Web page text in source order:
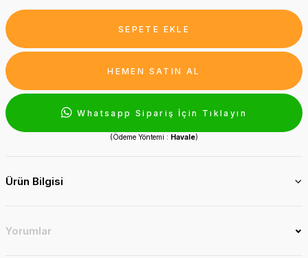
SEPETE EKLE
HEMEN SATIN AL
Whatsapp Sipariş İçin Tıklayın
(Ödeme Yöntemi : Havale)
Ürün Bilgisi
Yorumlar